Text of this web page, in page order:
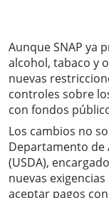
Aunque SNAP ya
alcohol, tabaco y
nuevas
controles sobre
con fondos
Los cambios no
Departamento de
(USDA),
nuevas
aceptar pagos con